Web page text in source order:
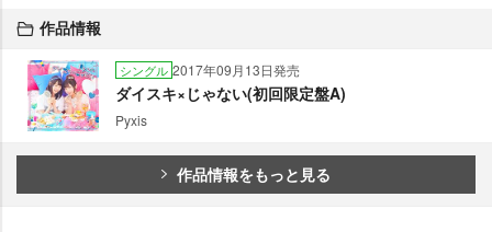
作品情報
シングル 2017年09月13日発売
ダイスキ×じゃない(初回限定盤A)
Pyxis
作品情報をもっと見る